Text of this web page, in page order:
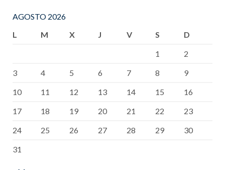
AGOSTO 2026
L
M X J V S
D
1
2
3
4 5 6 7 8
9
10
11 12 13 14 15
16
17
18 19 20 21 22
23
24
25 26 27 28 29
30
31